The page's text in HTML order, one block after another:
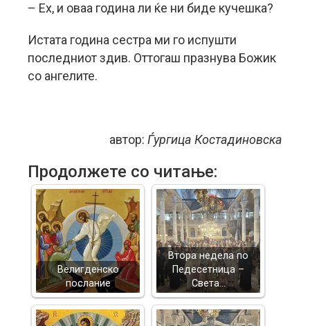
– Ех, и оваа година ли ќе ни биде кучешка?
Истата година сестра ми го испушти
последниот здив. Оттогаш празнува Божик
со ангелите.
автор: Ѓургица Костадиновска
Продолжете со читање:
Велигденско
послание
Втора недела по
Педесетница –
Света…